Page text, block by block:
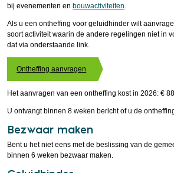
bij evenementen enbouwactiviteiten
Als u een ontheffing voor geluidhinder wilt
soort activiteit waarin de andere regelingen niet in
dat via onderstaande link.
Ontheffing aanvragen
Het aanvragen van een ontheffing kost in 2026: €
U ontvangt binnen 8 weken bericht of u de
Bezwaar maken
Bent u het niet eens met de beslissing van de
binnen 6 weken bezwaar maken.